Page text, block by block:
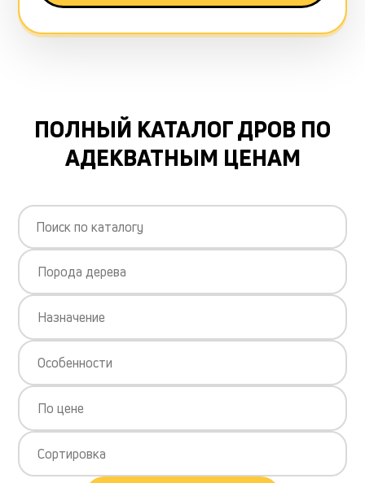
ПОЛНЫЙ КАТАЛОГ ДРОВ ПО
АДЕКВАТНЫМ ЦЕНАМ
Порода дерева
Назначение
Особенности
По цене
Сортировка